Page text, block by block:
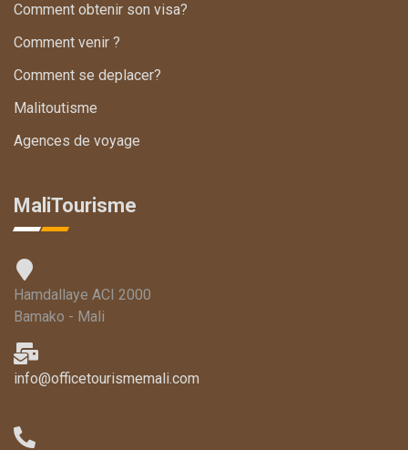
Comment obtenir son visa?
Comment venir ?
Comment se deplacer?
Malitoutisme
Agences de voyage
MaliTourisme
Hamdallaye ACI 2000
Bamako - Mali
info@officetourismemali.com